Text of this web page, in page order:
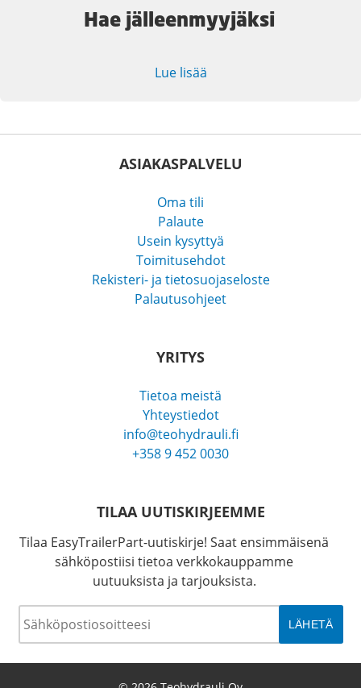
Hae jälleenmyyjäksi
Lue lisää
ASIAKASPALVELU
Oma tili
Palaute
Usein kysyttyä
Toimitusehdot
Rekisteri- ja tietosuojaseloste
Palautusohjeet
YRITYS
Tietoa meistä
Yhteystiedot
info@teohydrauli.fi
+358 9 452 0030
TILAA UUTISKIRJEEMME
Tilaa EasyTrailerPart-uutiskirje! Saat ensimmäisenä
sähköpostiisi tietoa verkkokauppamme
uutuuksista ja tarjouksista.